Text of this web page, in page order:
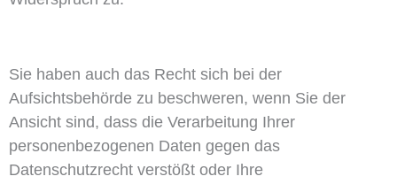
Sie haben auch das Recht sich bei der
Aufsichtsbehörde zu beschweren, wenn Sie der
Ansicht sind, dass die Verarbeitung Ihrer
personenbezogenen Daten gegen das
Datenschutzrecht verstößt oder Ihre